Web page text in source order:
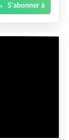
S'abonner à